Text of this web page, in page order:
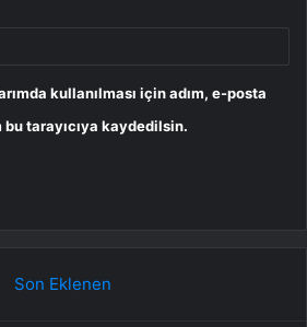
kullanılması için adım, e-posta
tarayıcıya kaydedilsin.
Son Eklenen